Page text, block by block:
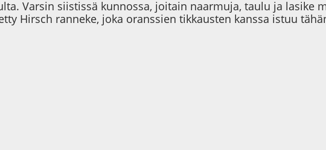
Varsin siistissä kunnossa, joitain naarmuja, taulu ja lasike
Hirsch ranneke, joka oranssien tikkausten kanssa istuu